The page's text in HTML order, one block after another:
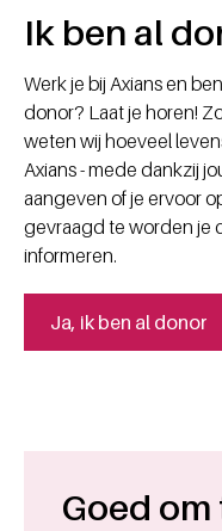
Ik ben al
Werk je bij Axians en
donor? Laat je horen!
weten wij hoeveel
Axians - mede dankzij
aangeven of je ervoor
gevraagd te worden je
informeren.
Ja, ik ben al donor
Goed